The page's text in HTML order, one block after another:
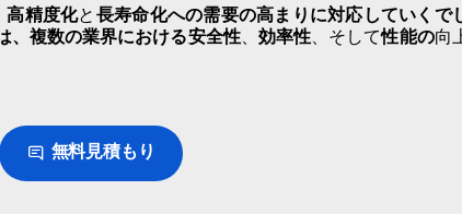
高精度化と 長寿命化への需要の高まりに対応していくで
、複数の業界における安全性、 効率性、そして性能の向
無料見積もり